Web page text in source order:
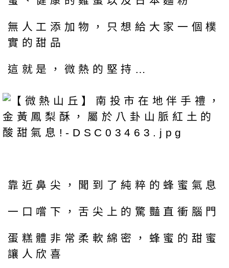
無人工添加物，只想給大家一個樸
實的甜品
這就是，微熱的堅持…
靠近鼻尖，聞到了純粹的蜂蜜氣息
一口嚐下，舌尖上的驚豔直衝腦門
蛋糕體非常柔軟綿密，蜂蜜的甜蜜
讓人欣喜